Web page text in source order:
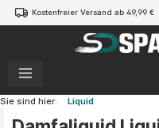
springen
Kostenfreier Versand ab 49,99 €
Sie sind hier: Liquid